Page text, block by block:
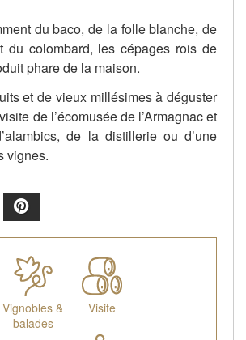
du baco, de la folle blanche, de
du colombard, les cépages rois de
phare de la maison.
et de vieux millésimes à déguster
de l’écomusée de l’Armagnac et
de la distillerie ou d’une
vignes.
Vignobles &
balades
Visite